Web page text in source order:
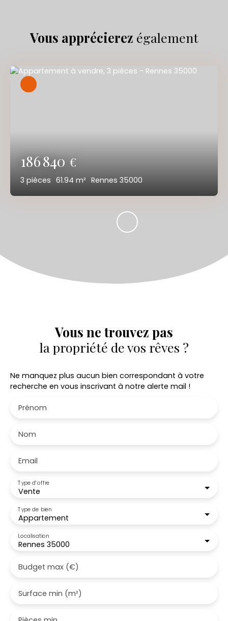
Vous apprécierez également
186 840€
3 pièces 61.94 m² Rennes 35000
Vous ne trouvez pas
la propriété de vos rêves ?
Ne manquez plus aucun bien correspondant à votre
recherche en vous inscrivant à notre alerte mail !
Prénom
Nom
Email
Vente
Type d'offre
Appartement
Type de bien
Rennes 35000
Localisation
Budget max (€)
Surface min (m²)